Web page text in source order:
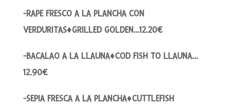
-RAPE FRESCO A LA PLANCHA CON
VERDURITAS♦GRILLED GOLDEN…12.20€
-BACALAO A LA LLAUNA♦COD FISH TO LLAUNA…
12.90€
-SEPIA FRESCA A LA PLANCHA♦CUTTLEFISH